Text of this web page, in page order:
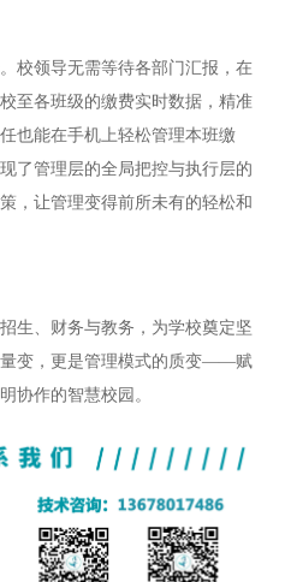
校领导无需等待各部门汇报，在
至各班级的缴费实时数据，精准
也能在手机上轻松管理本班缴
了管理层的全局把控与执行层的
，让管理变得前所未有的轻松和
生、财务与教务，为学校奠定坚
变，更是管理模式的质变——赋
协作的智慧校园。